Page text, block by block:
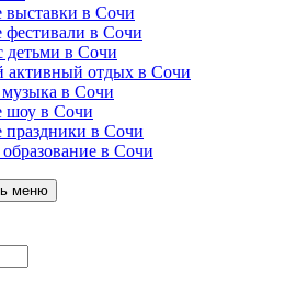
выставки в Сочи
фестивали в Сочи
детьми в Сочи
активный отдых в Сочи
музыка в Сочи
шоу в Сочи
праздники в Сочи
в Сочи
меню